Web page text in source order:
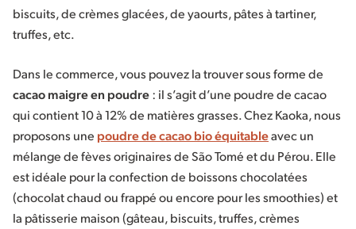
biscuits, de crèmes glacées, de yaourts, pâtes à tartiner,
truffes, etc.
Dans le commerce, vous pouvez la trouver sous forme de
cacao maigre en poudre: il s’agit d’une poudre de cacao
qui contient 10 à 12% de matières grasses. Chez Kaoka, nous
proposons une poudre de cacao bio équitableavec un
mélange de fèves originaires de São Tomé et du Pérou. Elle
est idéale pour la confection de boissons chocolatées
(chocolat chaud ou frappé ou encore pour les smoothies) et
la pâtisserie maison (gâteau, biscuits, truffes, crèmes